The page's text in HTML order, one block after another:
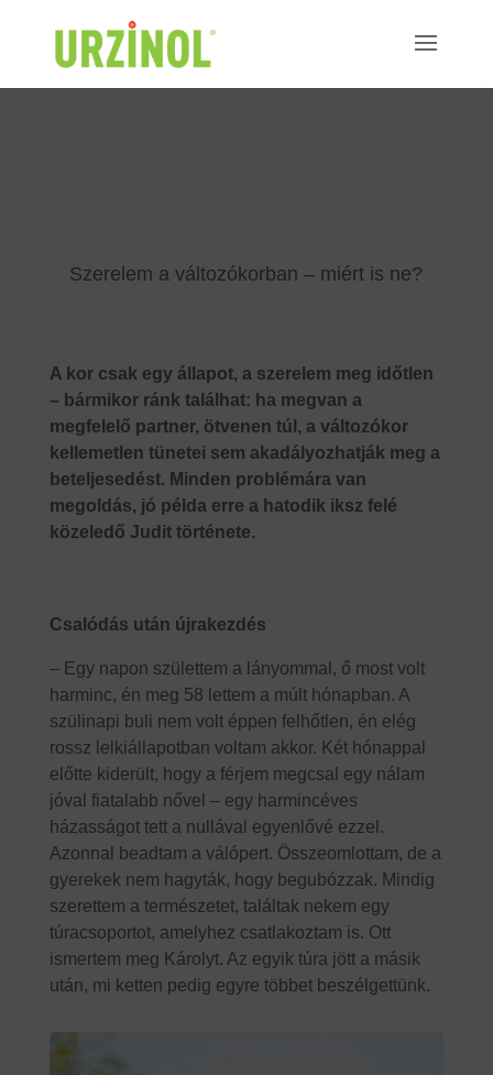
Szerelem a változókorban – miért is ne?
A kor csak egy állapot, a szerelem meg időtlen
– bármikor ránk találhat: ha megvan a
megfelelő partner, ötvenen túl, a változókor
kellemetlen tünetei sem akadályozhatják meg a
beteljesedést. Minden problémára van
megoldás, jó példa erre a hatodik iksz felé
közeledő Judit története.
Csalódás után újrakezdés
– Egy napon születtem a lányommal, ő most volt
harminc, én meg 58 lettem a múlt hónapban. A
szülinapi buli nem volt éppen felhőtlen, én elég
rossz lelkiállapotban voltam akkor. Két hónappal
előtte kiderült, hogy a férjem megcsal egy nálam
jóval fiatalabb nővel – egy harmincéves
házasságot tett a nullával egyenlővé ezzel.
Azonnal beadtam a válópert. Összeomlottam, de a
gyerekek nem hagyták, hogy begubózzak. Mindig
szerettem a természetet, találtak nekem egy
túracsoportot, amelyhez csatlakoztam is. Ott
ismertem meg Károlyt. Az egyik túra jött a másik
után, mi ketten pedig egyre többet beszélgettünk.